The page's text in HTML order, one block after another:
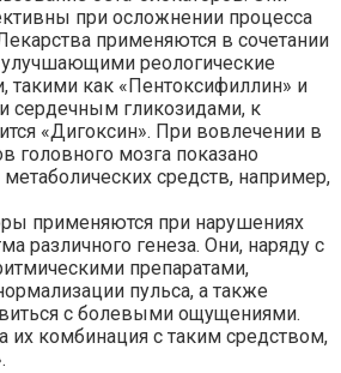
при осложнении процесса
применяются в сочетании
улучшающими реологические
такими как «Пентоксифиллин» и
сердечным гликозидами, к
«Дигоксин». При вовлечении в
головного мозга показано
средств, например,
применяются при нарушениях
различного генеза. Они, наряду с
препаратами,
пульса, а также
с болевыми ощущениями.
их комбинация с таким средством,